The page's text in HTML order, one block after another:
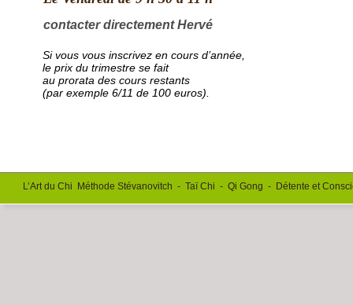
L’Art du Chi  Méthode Stévanovitch  -  Taï Chi  -  Qi Gong  -  Détente et
contacter directement Hervé
Si vous vous inscrivez en cours d’année,
le prix du trimestre se fait
au prorata des cours restants
(par exemple 6/11 de 100 euros).